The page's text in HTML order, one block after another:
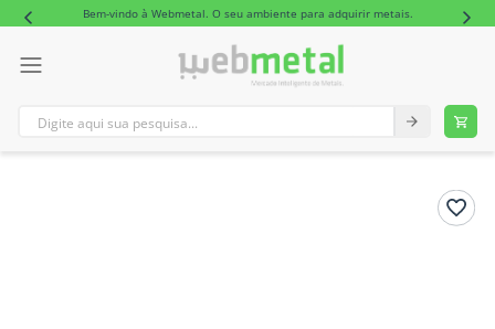
Bem-vindo à Webmetal. O seu ambiente para adquirir metais.
Digite aqui sua pesquisa...